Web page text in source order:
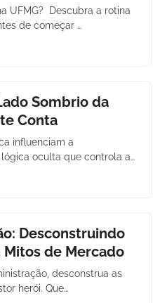
UFMG? Descubra a rotina
de começar …
Sombrio da
Conta
influenciam a
oculta que controla a…
Desconstruindo
Mitos de Mercado
desconstrua as
herói. Que…